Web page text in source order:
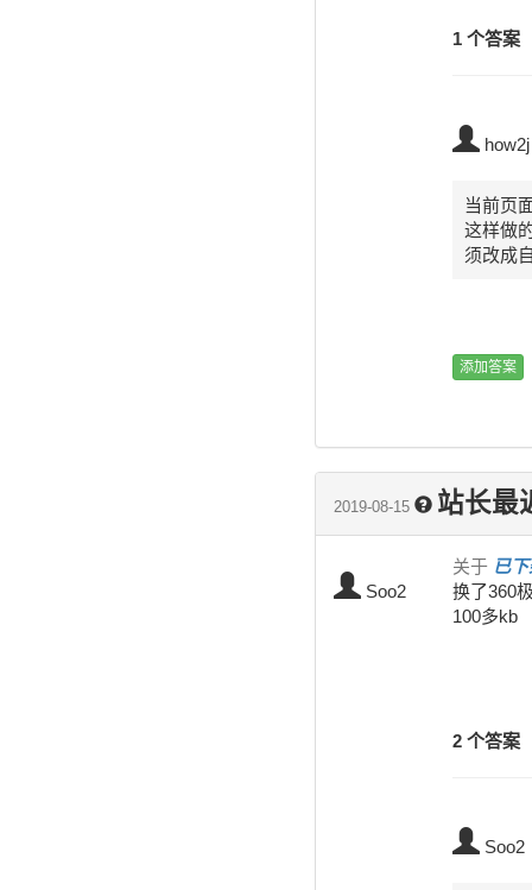
1 个答案
how2j
当前页
这样做
须改成
2019-08-15 站长最
Soo2
关于 已
换了360
100多kb
2 个答案
Soo2